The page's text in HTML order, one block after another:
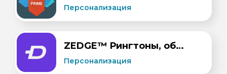
Персонализация
ZEDGE™ Рингтоны, обои
Персонализация